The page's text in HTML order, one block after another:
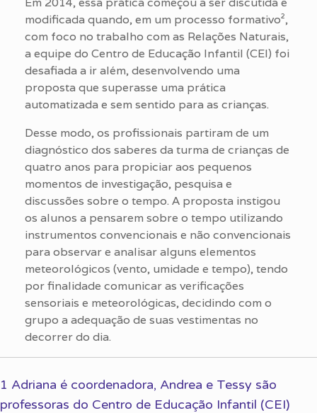
modificada quando, em um processo formativo²,
com foco no trabalho com as Relações Naturais,
a equipe do Centro de Educação Infantil (CEI) foi
desafiada a ir além, desenvolvendo uma
proposta que superasse uma prática
automatizada e sem sentido para as crianças.
Desse modo, os profissionais partiram de um
diagnóstico dos saberes da turma de crianças de
quatro anos para propiciar aos pequenos
momentos de investigação, pesquisa e
discussões sobre o tempo. A proposta instigou
os alunos a pensarem sobre o tempo utilizando
instrumentos convencionais e não convencionais
para observar e analisar alguns elementos
meteorológicos (vento, umidade e tempo), tendo
por finalidade comunicar as verificações
sensoriais e meteorológicas, decidindo com o
grupo a adequação de suas vestimentas no
decorrer do dia.
1 Adriana é coordenadora, Andrea e Tessy são
professoras do Centro de Educação Infantil (CEI)